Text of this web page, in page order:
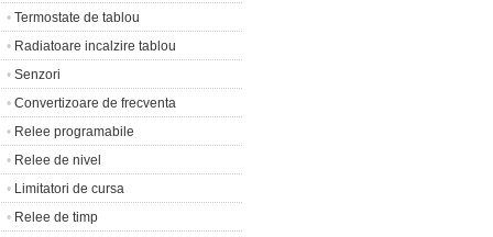
• Termostate de tablou
• Radiatoare incalzire tablou
• Senzori
• Convertizoare de frecventa
• Relee programabile
• Relee de nivel
• Limitatori de cursa
• Relee de timp